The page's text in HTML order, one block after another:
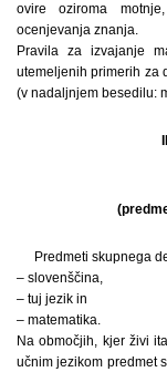
ovire oziroma
ocenjevanja znanja.
Pravila za izvajanje
utemeljenih primerih za
(v nadaljnjem besedilu:
Predmeti skupnega
– slovenščina,
– tuj jezik in
– matematika.
Na območjih, kjer živi
učnim jezikom predmet